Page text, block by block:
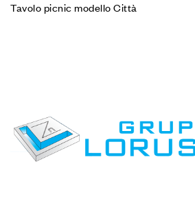
Tavolo picnic modello Città